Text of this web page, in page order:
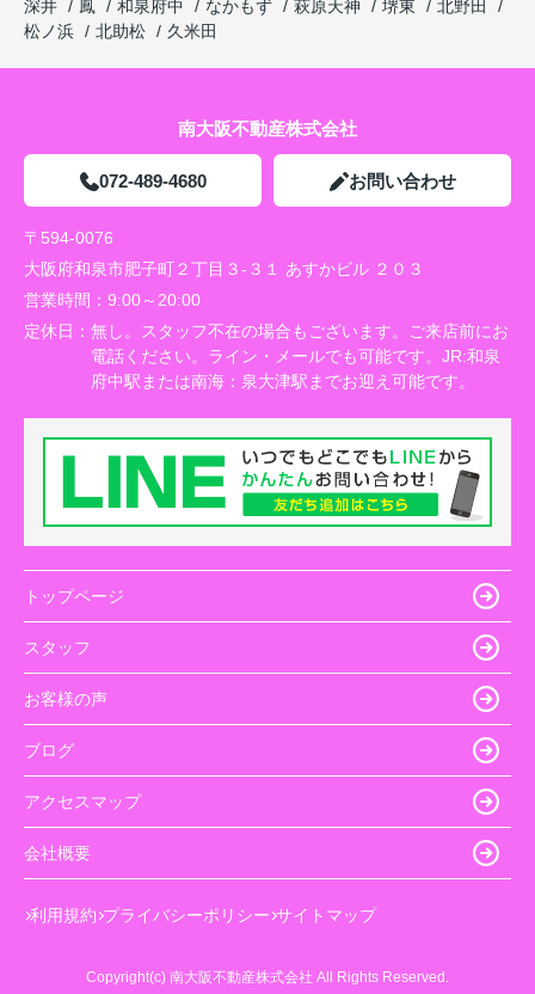
深井
鳳 和泉府中 なかもず 萩原天神 堺東
北野田
松ノ浜
北助松 久米田
南大阪不動産株式会社
072-489-4680 お問い合わせ
〒594-0076
大阪府和泉市肥子町２丁目３-３１ あすかビル ２０３
営業時間： 9:00～20:00
定休日： 無し。スタッフ不在の場合もございます。ご来店前にお
電話ください。ライン・メールでも可能です。JR:和泉
府中駅または南海：泉大津駅までお迎え可能です。
トップページ
スタッフ
お客様の声
ブログ
アクセスマップ
会社概要
利用規約 プライバシーポリシー サイトマップ
Copyright(c) 南大阪不動産株式会社 All Rights Reserved.